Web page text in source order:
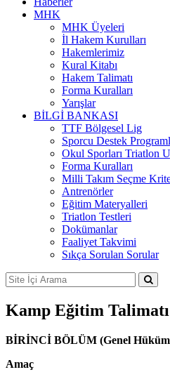
MHK
MHK Üyeleri
İl Hakem Kurulları
Hakemlerimiz
Kural Kitabı
Hakem Talimatı
Forma Kuralları
Yarışlar
BİLGİ BANKASI
TTF Bölgesel Lig
Sporcu Destek
Okul Sporları Triatlon
Forma Kuralları
Milli Takım Seçme
Antrenörler
Eğitim Materyalleri
Triatlon Testleri
Dokümanlar
Faaliyet Takvimi
Sıkça Sorulan Sorular
Kamp Eğitim Talimatı
BİRİNCİ BÖLÜM (Genel
Amaç